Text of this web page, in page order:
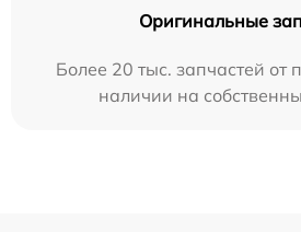
Оригинальные
Более 20 тыс. запчастей от
наличии на